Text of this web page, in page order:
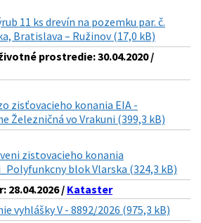
11 ks drevín na pozemku par. č.
Bratislava – Ružinov (17,0 kB)
prostredie: 30.04.2020 /
zisťovacieho konania EIA -
Železničná vo Vrakuni (399,3 kB)
zistovacieho konania
blok Vlarska (324,3 kB)
28.04.2026 / Kataster
vyhlášky V - 8892/2026 (975,3 kB)